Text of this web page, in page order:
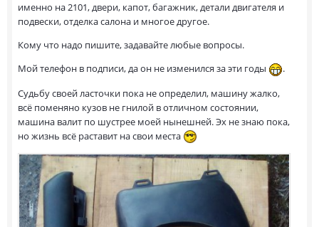
именно на 2101, двери, капот, багажник, детали двигателя и
подвески, отделка салона и многое другое.
Кому что надо пишите, задавайте любые вопросы.
Мой телефон в подписи, да он не изменился за эти годы
.
Судьбу своей ласточки пока не определил, машину жалко,
всё поменяно кузов не гнилой в отличном состоянии,
машина валит по шустрее моей нынешней. Эх не знаю пока,
но жизнь всё раставит на свои места